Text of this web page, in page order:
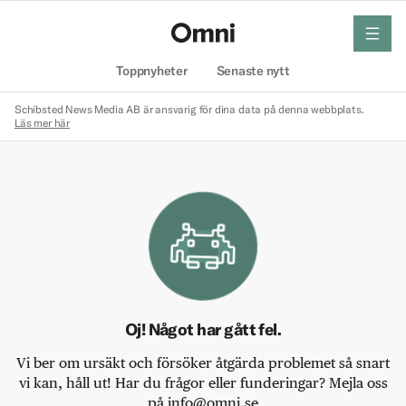
Toppnyheter Senaste nytt
meny
Schibsted News Media AB är ansvarig för dina data på denna webbplats.
Läs mer här
Oj! Något har gått fel.
Vi ber om ursäkt och försöker åtgärda problemet så snart
vi kan, håll ut! Har du frågor eller funderingar? Mejla oss